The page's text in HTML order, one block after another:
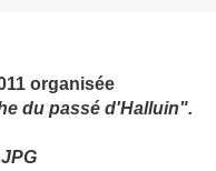
organisée
du passé d'Halluin".